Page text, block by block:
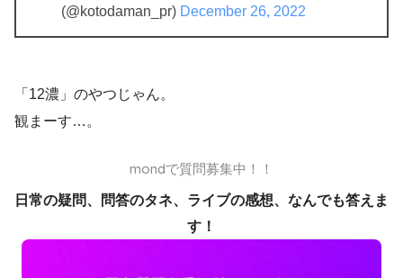
(@kotodaman_pr) December 26, 2022
「12濃」のやつじゃん。
観まーす…。
mondで質問募集中！！
日常の疑問、問答のタネ、ライブの感想、なんでも答えま
す！